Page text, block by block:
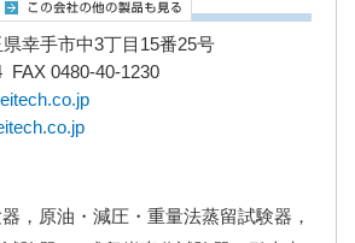
幸手市中3丁目15番25号
FAX 0480-40-1230
，原油・減圧・重量法蒸留試験器，